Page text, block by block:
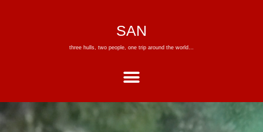
SAN
three hulls, two people, one trip around the world…